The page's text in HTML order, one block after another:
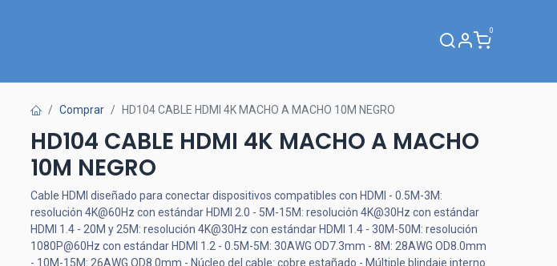
0
Comprar HD104 CABLE HDMI 4K MACHO A MACHO 10M NEGRO
HD104 CABLE HDMI 4K MACHO A MACHO
10M NEGRO
Cable HDMI diseñado para conectar dispositivos compatibles con HDMI - 0.5M-3M:
resolución 4K@60Hz con estándar HDMI 2.0 - 5M-15M: resolución 4K@30Hz con estándar
HDMI 1.4 - 20M y 25M: resolución 4K@30Hz con estándar HDMI 1.4 - 30M-50M: resolución
1080P@60Hz con estándar HDMI 1.2 - 0.5M-5M: 30AWG OD7.3mm - 8M: 28AWG OD8.0mm
- 10M-15M: 26AWG OD8.0mm - Núcleo del cable: cobre estañado - Múltiple blindaje interno